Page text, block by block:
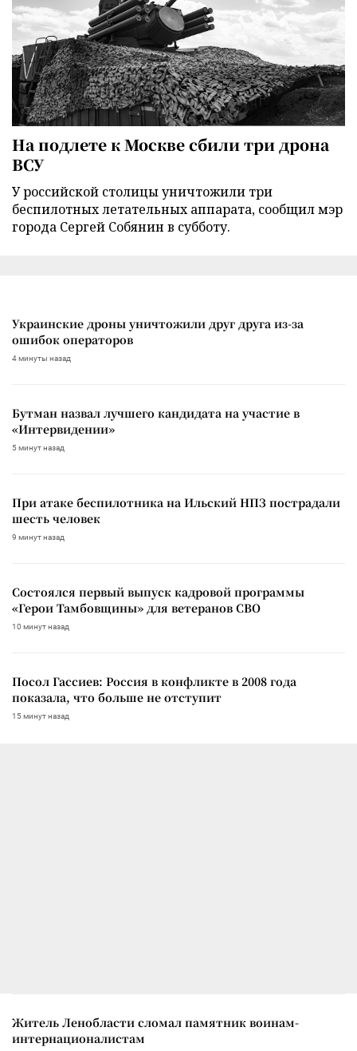
На подлете к Москве сбили три дрона
ВСУ
У российской столицы уничтожили три
беспилотных летательных аппарата, сообщил мэр
города Сергей Собянин в субботу.
Украинские дроны уничтожили друг друга из-за
ошибок операторов
4 минуты назад
Бутман назвал лучшего кандидата на участие в
«Интервидении»
5 минут назад
При атаке беспилотника на Ильский НПЗ пострадали
шесть человек
9 минут назад
Состоялся первый выпуск кадровой программы
«Герои Тамбовщины» для ветеранов СВО
10 минут назад
Посол Гассиев: Россия в конфликте в 2008 года
показала, что больше не отступит
15 минут назад
Житель Ленобласти сломал памятник воинам-
интернационалистам